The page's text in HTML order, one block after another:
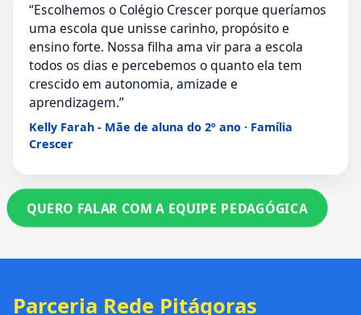
“Escolhemos o Colégio Crescer porque queríamos
uma escola que unisse carinho, propósito e
ensino forte. Nossa filha ama vir para a escola
todos os dias e percebemos o quanto ela tem
crescido em autonomia, amizade e
aprendizagem.”
Kelly Farah - Mãe de aluna do 2º ano · Família
Crescer
QUERO FALAR COM A EQUIPE PEDAGÓGICA
Parceria Rede Pitágoras